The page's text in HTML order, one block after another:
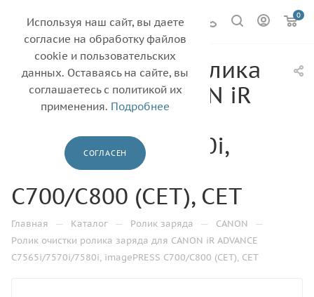
0
Ролик очистки ролика
заряда для CANON iR
ADVANCE
C7565i/7570i/7580i,
imagePRESS
C700/C800 (CET), CET
Главная — Каталог — Ролик заряда — CANON —
Ролик очистки ролика заряда для CANON iR ADVANCE
C7565i/7570i/7580i, imagePRESS C700/C800 (CET), CET
Используя наш сайт, вы даете
согласие на обработку файлов
cookie и пользовательских
данных. Оставаясь на сайте, вы
соглашаетесь с политикой их
применения. Подробнее
СОГЛАСЕН